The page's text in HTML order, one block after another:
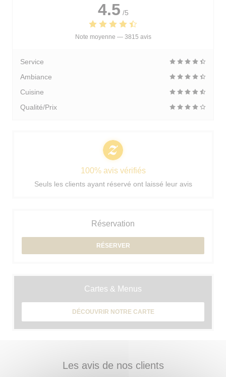
Les avis de nos clients
4.5 /5
Note moyenne — 3815 avis
Service
Ambiance
Cuisine
Qualité/Prix
100% avis vérifiés
Seuls les clients ayant réservé ont laissé leur avis
Réservation
RÉSERVER
Cartes & Menus
DÉCOUVRIR NOTRE CARTE